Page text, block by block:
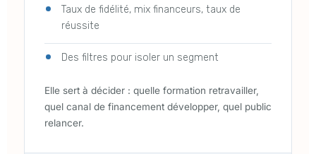
Taux de fidélité, mix financeurs, taux de
réussite
Des filtres pour isoler un segment
Elle sert à décider : quelle formation retravailler,
quel canal de financement développer, quel public
relancer.